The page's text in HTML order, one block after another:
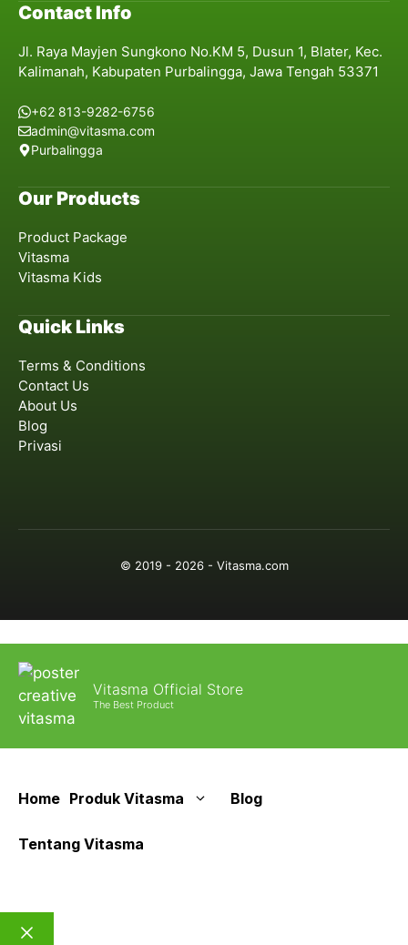
Contact Info
Jl. Raya Mayjen Sungkono No.KM 5, Dusun 1, Blater, Kec.
Kalimanah, Kabupaten Purbalingga, Jawa Tengah 53371
+62 813-9282-6756
admin@vitasma.com
Purbalingga
Our Products
Product Package
Vitasma
Vitasma Kids
Quick Links
Terms & Conditions
Contact Us
About Us
Blog
Privasi
© 2019 - 2026 - Vitasma.com
Vitasma Official Store
The Best Product
Home Produk Vitasma Blog
Tentang Vitasma